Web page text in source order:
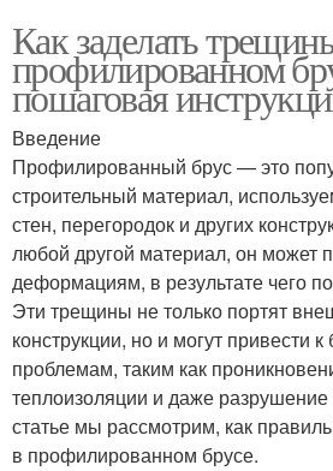
Как заделать
профилированном
пошаговая
Введение
Профилированный брус — это
строительный материал,
стен, перегородок и других
любой другой материал, он может
деформациям, в результате чего
Эти трещины не только портят
конструкции, но и могут привести
проблемам, таким как
теплоизоляции и даже
статье мы рассмотрим, как
в профилированном брусе.